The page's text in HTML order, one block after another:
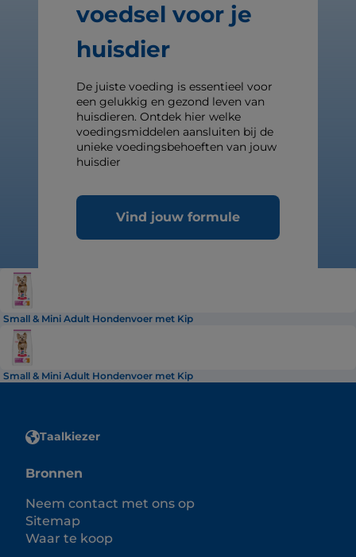
voedsel voor je
huisdier
De juiste voeding is essentieel voor
een gelukkig en gezond leven van
huisdieren. Ontdek hier welke
voedingsmiddelen aansluiten bij de
unieke voedingsbehoeften van jouw
huisdier
Vind jouw formule
Small & Mini Adult Hondenvoer met Kip
Small & Mini Adult Hondenvoer met Kip
Taalkiezer
Bronnen
Neem contact met ons op
Sitemap
Waar te koop